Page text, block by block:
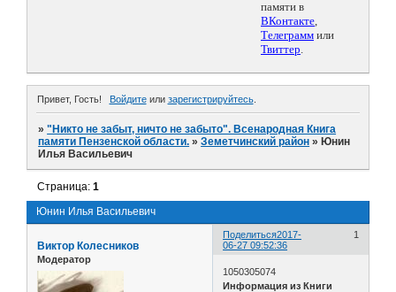
памяти в
ВКонтакте,
Телеграмм или
Твиттер.
Привет, Гость! Войдитеили зарегистрируйтесь.
»"Никто не забыт, ничто не забыто". Всенародная Книга
памяти Пензенской области. »Земетчинский район » Юнин
Илья Васильевич
Юнин Илья Васильевич
Страница:1
Поделиться 1
2017-
06-27 09:52:36
Виктор Колесников
Модератор
1050305074
Информация из Книги